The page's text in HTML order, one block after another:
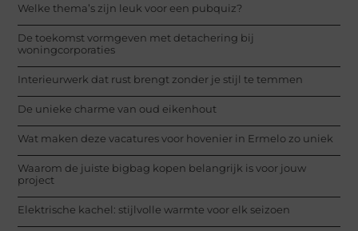
Welke thema’s zijn leuk voor een pubquiz?
De toekomst vormgeven met detachering bij
woningcorporaties
Interieurwerk dat rust brengt zonder je stijl te temmen
De unieke charme van oud eikenhout
Wat maken deze vacatures voor hovenier in Ermelo zo uniek
Waarom de juiste bigbag kopen belangrijk is voor jouw
project
Elektrische kachel: stijlvolle warmte voor elk seizoen